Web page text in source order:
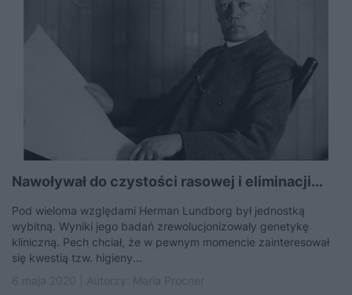
Nawoływał do czystości rasowej i eliminacji...
Pod wieloma względami Herman Lundborg był jednostką
wybitną. Wyniki jego badań zrewolucjonizowały genetykę
kliniczną. Pech chciał, że w pewnym momencie zainteresował
się kwestią tzw. higieny...